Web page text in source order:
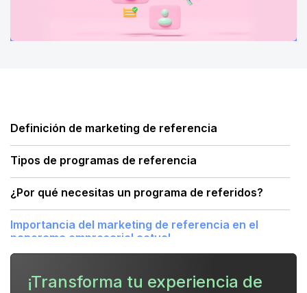
Definición de marketing de referencia
Tipos de programas de referencia
¿Por qué necesitas un programa de referidos?
Importancia del marketing de referencia en el
panorama empresarial actual
¡Transforma tu experiencia de